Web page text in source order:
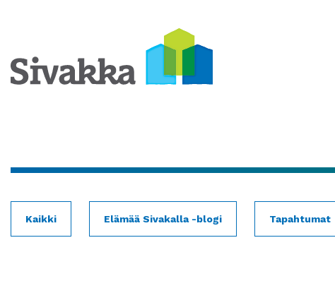
Kaikki Elämää Sivakalla -blogi Tapahtumat